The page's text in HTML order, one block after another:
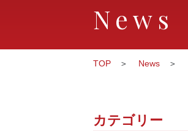
News
TOP News
カテゴリー